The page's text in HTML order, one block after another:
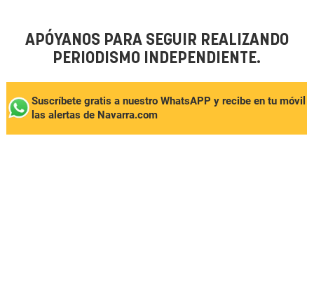
APÓYANOS PARA SEGUIR REALIZANDO
PERIODISMO INDEPENDIENTE.
Suscríbete gratis a nuestro WhatsAPP y recibe en tu móvil
las alertas de Navarra.com